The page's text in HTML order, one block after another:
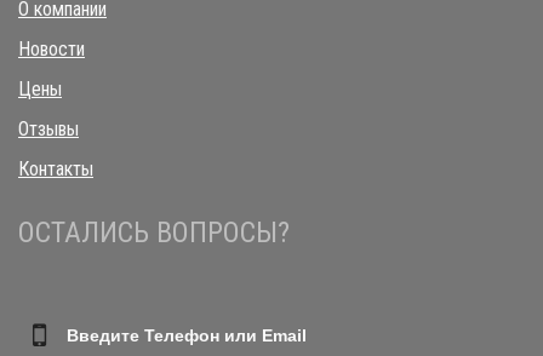
О компании
Новости
Цены
Отзывы
Контакты
ОСТАЛИСЬ ВОПРОСЫ?
Введите Телефон или Email